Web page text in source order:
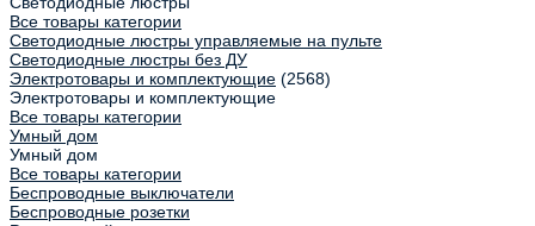
Все товары категории
Светодиодные люстры управляемые на пульте
Светодиодные люстры без ДУ
Электротовары и комплектующие (2568)
Электротовары и комплектующие
Все товары категории
Умный дом
Умный дом
Все товары категории
Беспроводные выключатели
Беспроводные розетки